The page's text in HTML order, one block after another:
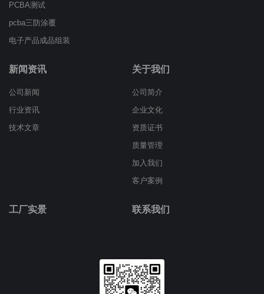
PCBA测试
pcba三防涂覆
电子产品成品组装
新闻资讯
公司新闻
行业资讯
技术文章
关于我们
公司简介
企业文化
资质证书
质量管理
加入我们
客户案例
工厂实景 联系我们